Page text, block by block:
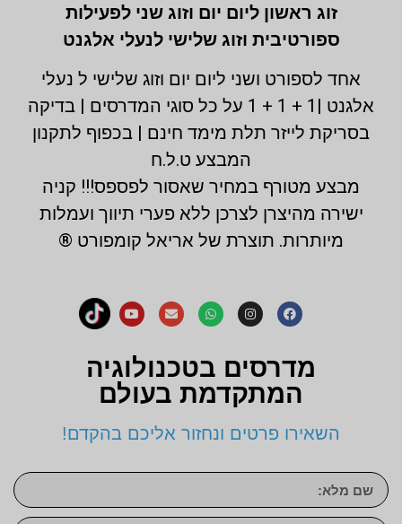
זוג ראשון ליום יום וזוג שני לפעילות
ספורטיבית וזוג שלישי לנעלי אלגנט
אחד לספורט ושני ליום יום וזוג שלישי ל נעלי
אלגנט |1 + 1 + 1 על כל סוגי המדרסים | בדיקה
בסריקת לייזר תלת מימד חינם | בכפוף לתקנון
המבצע ט.ל.ח
מבצע מטורף במחיר שאסור לפספס!!! קניה
ישירה מהיצרן לצרכן ללא פערי תיווך ועמלות
מיותרות. תוצרת של אריאל קומפורט ®
מדרסים בטכנולוגיה
המתקדמת בעולם
השאירו פרטים ונחזור אליכם בהקדם!